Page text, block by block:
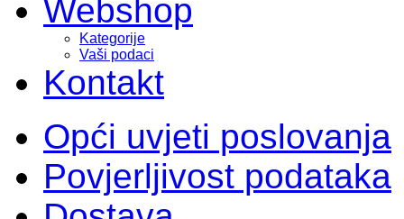
Webshop
Kategorije
Vaši podaci
Kontakt
Opći uvjeti poslovanja
Povjerljivost podataka